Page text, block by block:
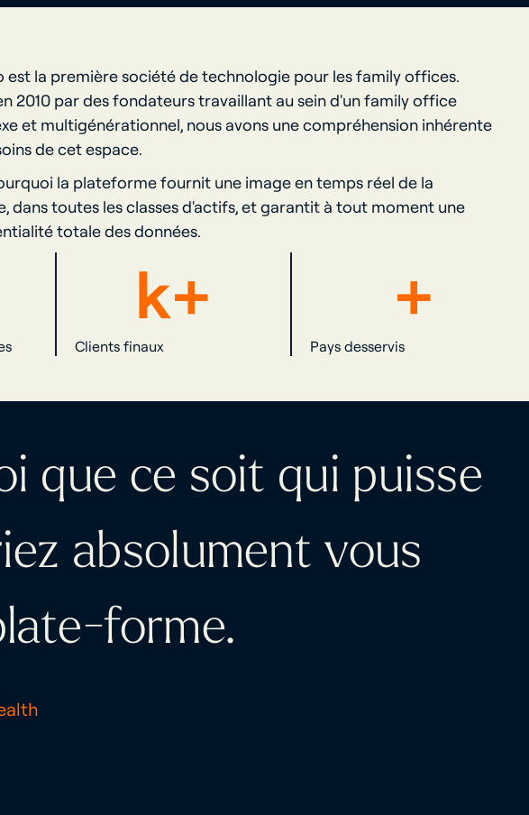
est la première société de technologie pour les family offices.
2010 par des fondateurs travaillant au sein d'un family office
et multigénérationnel, nous avons une compréhension inhérente
de cet espace.
la plateforme fournit une image en temps réel de la
dans toutes les classes d'actifs, et garantit à tout moment une
totale des données.
k+
Clients finaux
+
Pays desservis
que ce soit qui puisse
absolument vous
forme.